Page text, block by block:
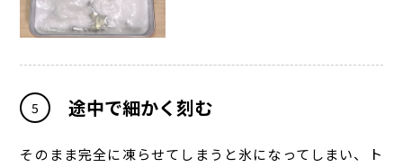
5 途中で細かく刻む
そのまま完全に凍らせてしまうと氷になってしまい、ト